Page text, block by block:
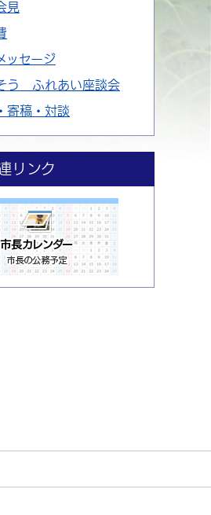
見
ッセージ
う ふれあい座談会
寄稿・対談
リンク